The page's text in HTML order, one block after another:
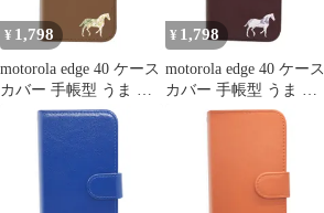
¥ 1,798
motorola edge 40 ケース
カバー 手帳型 うま 馬
edge 40ケース edge 40カ
バー edge40ケース
edge40カバー "3q-2pl-
¥ 1,798
motorola edge 40 ケース
カバー 手帳型 うま 馬
edge 40ケース edge 40カ
バー edge40ケース
edge40カバー "3q-6pl-